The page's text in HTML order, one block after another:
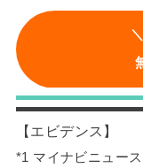
【エビデンス】
*1 マイナビニュース